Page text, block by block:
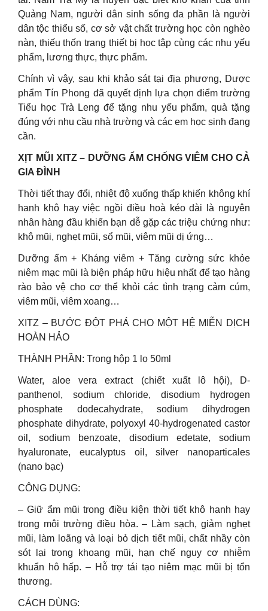
Quảng Nam, người dân sinh sống đa phần là người
dân tộc thiểu số, cơ sở vật chất trường học còn nghèo
nàn, thiếu thốn trang thiết bị học tập cùng các nhu yếu
phẩm, lương thực, thực phẩm.
Chính vì vậy, sau khi khảo sát tại địa phương, Dược
phẩm Tín Phong đã quyết định lựa chọn điểm trường
Tiểu học Trà Leng để tặng nhu yếu phẩm, quà tặng
đúng với nhu cầu nhà trường và các em học sinh đang
cần.
XỊT MŨI XITZ – DƯỠNG ẨM CHỐNG VIÊM CHO CẢ
GIA ĐÌNH
Thời tiết thay đổi, nhiệt độ xuống thấp khiến không khí
hanh khô hay việc ngồi điều hoà kéo dài là nguyên
nhân hàng đầu khiến bạn dễ gặp các triệu chứng như:
khô mũi, nghẹt mũi, sổ mũi, viêm mũi dị ứng…
Dưỡng ẩm + Kháng viêm + Tăng cường sức khỏe
niêm mạc mũi là biện pháp hữu hiệu nhất để tạo hàng
rào bảo vệ cho cơ thể khỏi các tình trạng cảm cúm,
viêm mũi, viêm xoang…
XITZ – BƯỚC ĐỘT PHÁ CHO MỘT HỆ MIỄN DỊCH
HOÀN HẢO
THÀNH PHẦN: Trong hộp 1 lọ 50ml
Water, aloe vera extract (chiết xuất lô hội), D-
panthenol, sodium chloride, disodium hydrogen
phosphate dodecahydrate, sodium dihydrogen
phosphate dihydrate, polyoxyl 40-hydrogenated castor
oil, sodium benzoate, disodium edetate, sodium
hyaluronate, eucalyptus oil, silver nanoparticales
(nano bạc)
CÔNG DỤNG:
– Giữ ẩm mũi trong điều kiện thời tiết khô hanh hay
trong môi trường điều hòa. – Làm sạch, giảm nghẹt
mũi, làm loãng và loại bỏ dịch tiết mũi, chất nhầy còn
sót lại trong khoang mũi, hạn chế nguy cơ nhiễm
khuẩn hô hấp. – Hỗ trợ tái tạo niêm mạc mũi bị tổn
thương.
CÁCH DÙNG: